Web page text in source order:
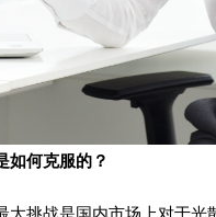
如何克服的？